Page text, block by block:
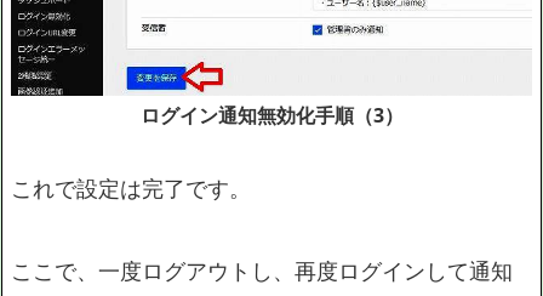
ログイン通知無効化手順（3）
これで設定は完了です。
ここで、一度ログアウトし、再度ログインして通知